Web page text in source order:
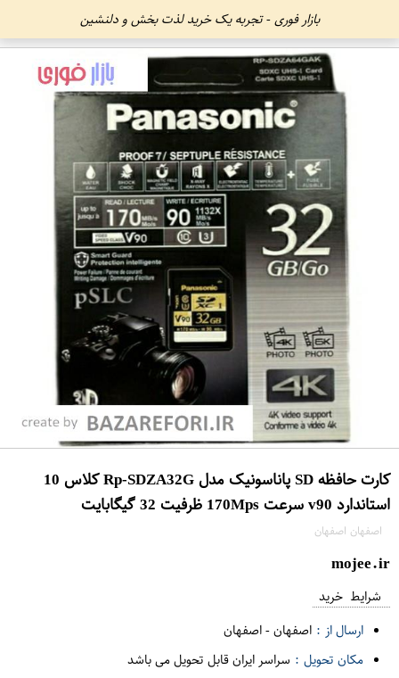
بازار فوری - تجربه یک خرید لذت بخش و دلنشین
کارت حافظه SD پاناسونیک مدل Rp-SDZA32G کلاس 10
استاندارد v90 سرعت 170Mps ظرفیت 32 گیگابایت
اصفهان اصفهان
mojee.ir
شرایط خرید
ارسال از : اصفهان-اصفهان
مکان تحویل : سراسر ایران قابل تحویل می باشد